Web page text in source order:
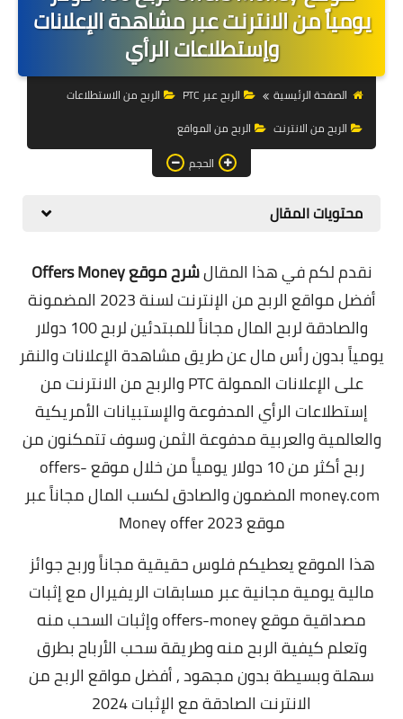
التجارة الالكترونية
التسويق
التداول
وظائف
الكمبيوتر
زيادة متابعين
العملات المشفرة
الاستثمار
يومياً من الانترنت عبر مشاهدة الإعلانات
وإستطلاعات الرأي
الصفحة الرئيسية الربح عبر PTC
الربح من الاستطلاعات
الربح من الانترنت
الربح من المواقع
الحجم
محتويات المقال
نقدم لكم في هذا المقالشرح موقع Offers Money
أفضل مواقع الربح من الإنترنت لسنة 2023 المضمونة
والصادقة لربح المال مجاناً للمبتدئين لربح 100 دولار
يومياً بدون رأس مال عن طريق مشاهدة الإعلانات والنقر
على الإعلانات الممولة PTC والربح من الانترنت من
إستطلاعات الرأي المدفوعة والإستبيانات الأمريكية
والعالمية والعربية مدفوعة الثمن وسوف تتمكنون من
ربح أكثر من 10 دولار يومياً من خلال موقع offers-
money.com المضمون والصادق لكسب المال مجاناً عبر
موقعMoney offer 2023
هذا الموقع يعطيكم فلوس حقيقية مجاناً وربح جوائز
مالية يومية مجانية عبر مسابقات الريفيرال مع إثبات
مصداقية موقع offers-money وإثبات السحب منه
وتعلم كيفية الربح منه وطريقة سحب الأرباح بطرق
سهلة وبسيطة بدون مجهود , أفضل مواقع الربح من
الانترنت الصادقة مع الإثبات 2024